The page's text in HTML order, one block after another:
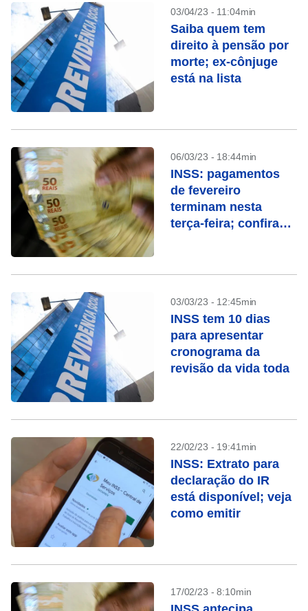
03/04/23 - 11:04min
Saiba quem tem
direito à pensão por
morte; ex-cônjuge
está na lista
06/03/23 - 18:44min
INSS: pagamentos
de fevereiro
terminam nesta
terça-feira; confira
03/03/23 - 12:45min
INSS tem 10 dias
para apresentar
cronograma da
revisão da vida toda
22/02/23 - 19:41min
INSS: Extrato para
declaração do IR
está disponível; veja
como emitir
17/02/23 - 8:10min